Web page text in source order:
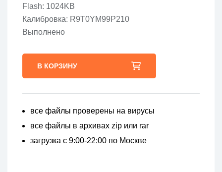
Flash: 1024KB
Калибровка: R9T0YM99P210
Выполнено
В КОРЗИНУ
все файлы проверены на вирусы
все файлы в архивах zip или rar
загрузка с 9:00-22:00 по Москве